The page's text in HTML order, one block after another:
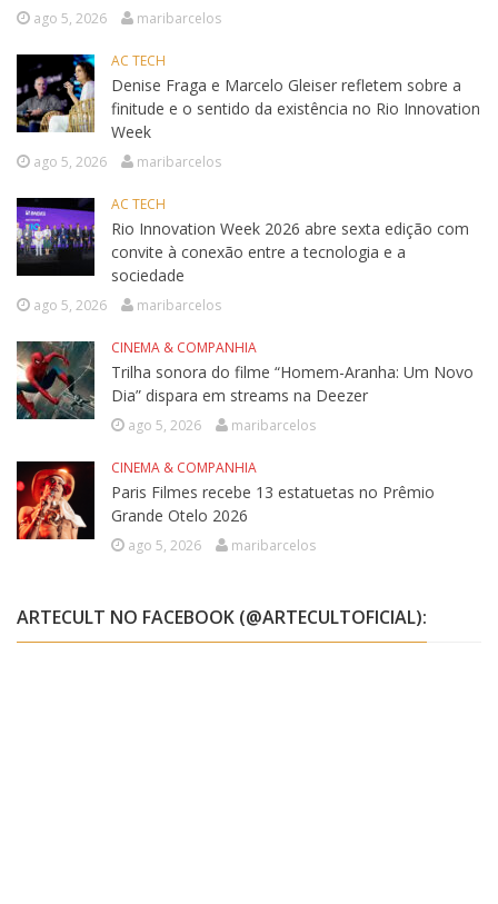
ago 5, 2026 maribarcelos
AC TECH
Denise Fraga e Marcelo Gleiser refletem sobre a
finitude e o sentido da existência no Rio Innovation
Week
ago 5, 2026 maribarcelos
AC TECH
Rio Innovation Week 2026 abre sexta edição com
convite à conexão entre a tecnologia e a
sociedade
ago 5, 2026 maribarcelos
CINEMA & COMPANHIA
Trilha sonora do filme “Homem-Aranha: Um Novo
Dia” dispara em streams na Deezer
ago 5, 2026 maribarcelos
CINEMA & COMPANHIA
Paris Filmes recebe 13 estatuetas no Prêmio
Grande Otelo 2026
ago 5, 2026 maribarcelos
ARTECULT NO FACEBOOK (@ARTECULTOFICIAL):